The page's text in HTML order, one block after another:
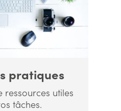
pratiques
ressources utiles
tâches.